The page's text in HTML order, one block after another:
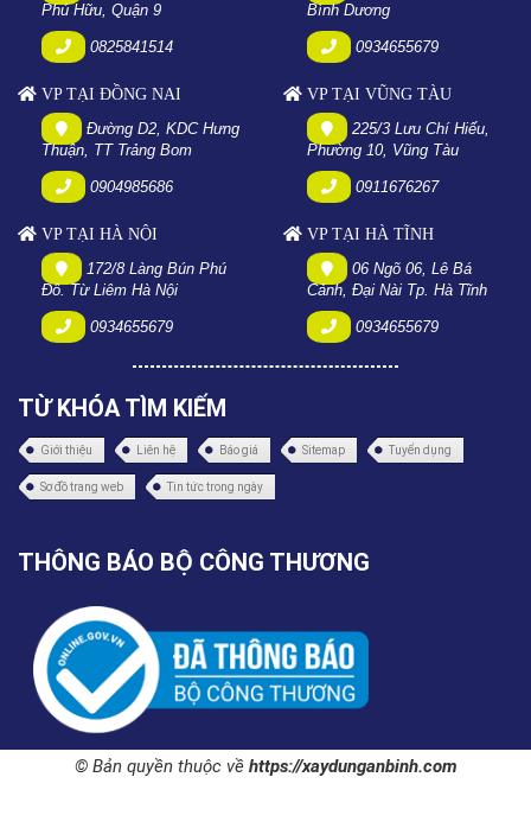
Phú Hữu, Quận 9
0825841514
Bình Dương
0934655679
VP TẠI ĐỒNG NAI
Đường D2, KDC Hưng
Thuận, TT Trảng Bom
0904985686
VP TẠI VŨNG TÀU
225/3 Lưu Chí Hiếu,
Phường 10, Vũng Tàu
0911676267
VP TẠI HÀ NỘI
172/8 Làng Bún Phú
Đô. Từ Liêm Hà Nội
0934655679
VP TẠI HÀ TĨNH
06 Ngõ 06, Lê Bá
Cảnh, Đại Nài Tp. Hà Tĩnh
0934655679
TỪ KHÓA TÌM KIẾM
Giới thiệu Liên hệ Báo giá Sitemap Tuyển dụng
Sơ đồ trang web Tin tức trong ngày
THÔNG BÁO BỘ CÔNG THƯƠNG
© Bản quyền thuộc về https://xaydunganbinh.com